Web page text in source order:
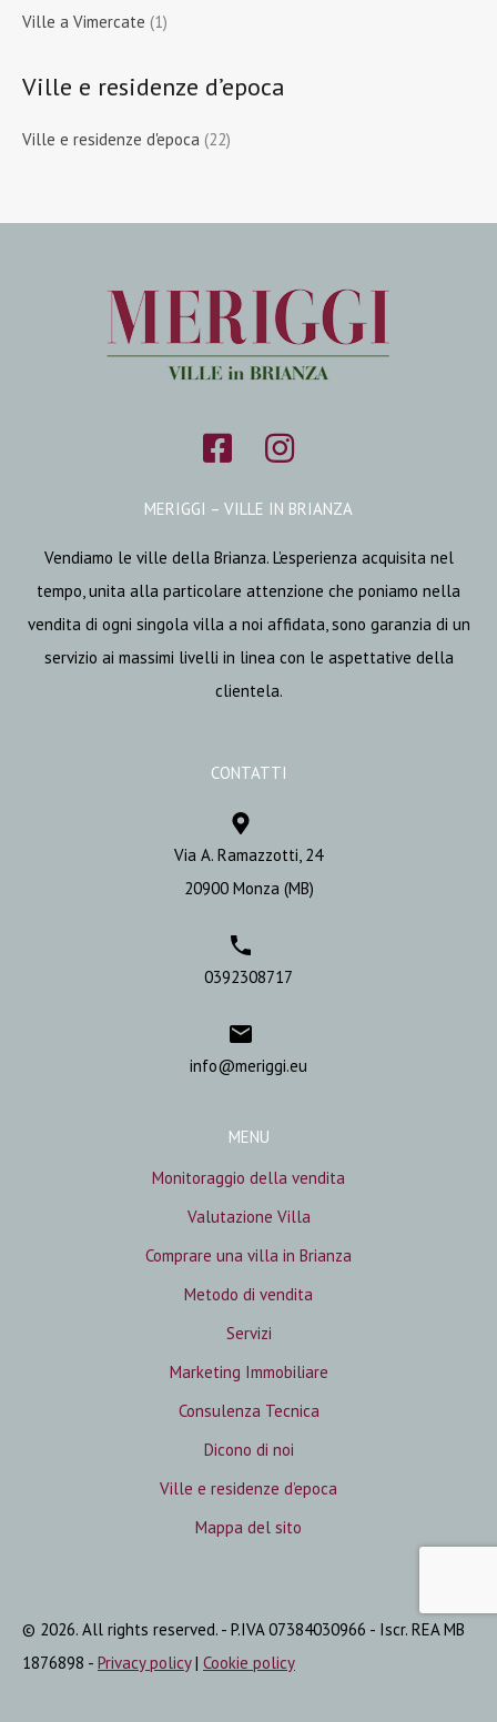
Ville a Vimercate (1)
Ville e residenze d’epoca
Ville e residenze d'epoca (22)
MERIGGI – VILLE IN BRIANZA
Vendiamo le ville della Brianza. L’esperienza acquisita nel
tempo, unita alla particolare attenzione che poniamo nella
vendita di ogni singola villa a noi affidata, sono garanzia di un
servizio ai massimi livelli in linea con le aspettative della
clientela.
CONTATTI
Via A. Ramazzotti, 24
20900 Monza (MB)
0392308717
info@meriggi.eu
MENU
Monitoraggio della vendita
Valutazione Villa
Comprare una villa in Brianza
Metodo di vendita
Servizi
Marketing Immobiliare
Consulenza Tecnica
Dicono di noi
Ville e residenze d’epoca
Mappa del sito
© 2026. All rights reserved. - P.IVA 07384030966 - Iscr. REA MB
1876898 - Privacy policy| Cookie policy